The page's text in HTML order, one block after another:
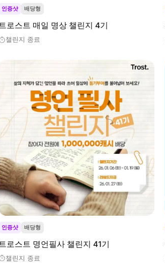
인증샷 배당형
로스트 매일 명상 챌린지 4기
챌린지 종료
인증샷 배당형
트로스트 명언필사 챌린지 41기
챌린지 종료